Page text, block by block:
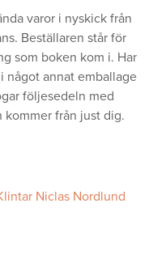
varor i nyskick från
Beställaren står för
som boken kom i. Har
något annat emballage
följesedeln med
från just dig.
Niclas Nordlund